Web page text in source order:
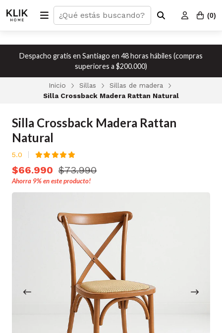
(0)
Despacho gratis en Santiago en 48 horas hábiles (compras
superiores a $200.000)
Inicio Sillas
Sillas de madera
Silla Crossback Madera Rattan Natural
Silla Crossback Madera Rattan
Natural
5.0
$66.990 $73.990
Ahorra 9%en este producto!